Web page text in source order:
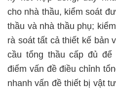
cho nhà thầu, kiểm soát
thầu và nhà thầu phụ;
rà soát tất cả thiết kế bản
cầu tổng thầu cấp đủ
điểm vấn đề điều chỉnh
nhanh vấn đề thiết bị vật